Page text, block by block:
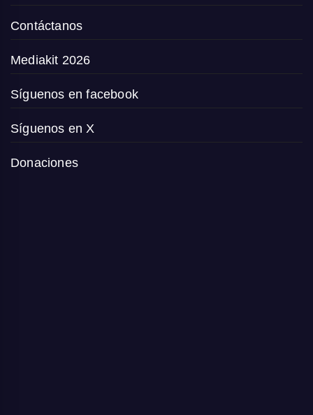
Contáctanos
Mediakit 2026
Síguenos en facebook
Síguenos en X
Donaciones